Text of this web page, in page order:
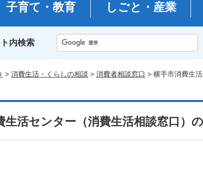
子育て・教育 しごと・産業
内検索
> 消費生活・くらしの相談 > 消費者相談窓口 > 横手市消費生
生活センター（消費生活相談窓口）